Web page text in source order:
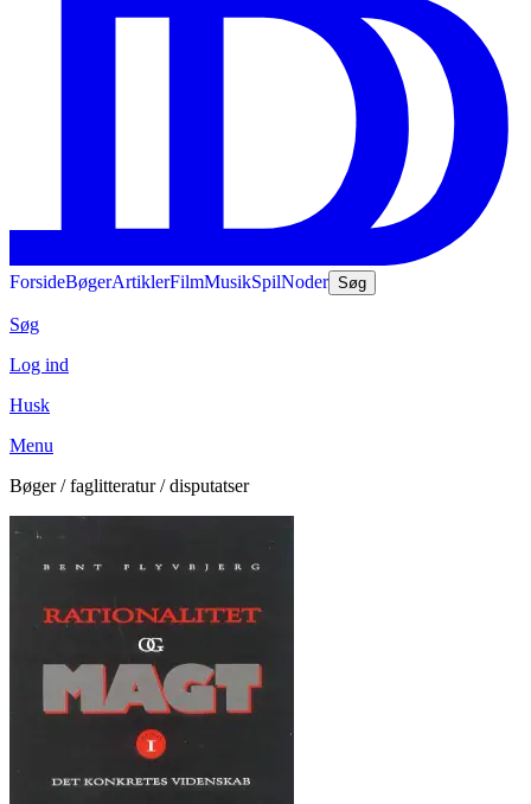
ForsideBøgerArtiklerFilmMusikSpilNoder Søg
Søg
Log ind
Husk
Menu
Bøger / faglitteratur / disputatser